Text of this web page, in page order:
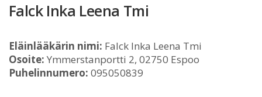
Falck Inka Leena Tmi
Eläinlääkärin nimi: Falck Inka Leena Tmi
Osoite: Ymmerstanportti 2, 02750 Espoo
Puhelinnumero: 095050839